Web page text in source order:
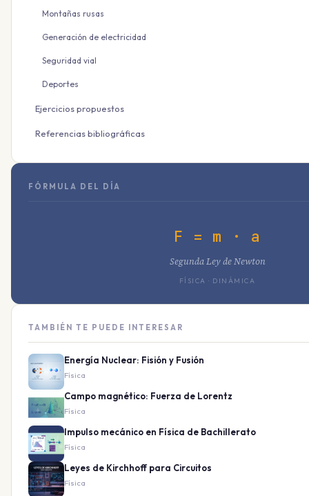
Montañas rusas
Generación de electricidad
Seguridad vial
Deportes
Ejercicios propuestos
Referencias bibliográficas
FÓRMULA DEL DÍA
F = m · a
Segunda Ley de Newton
FÍSICA · DINÁMICA
TAMBIÉN TE PUEDE INTERESAR
Energía Nuclear: Fisión y Fusión
Física
Campo magnético: Fuerza de Lorentz
Física
Impulso mecánico en Física de Bachillerato
Física
Leyes de Kirchhoff para Circuitos
Física